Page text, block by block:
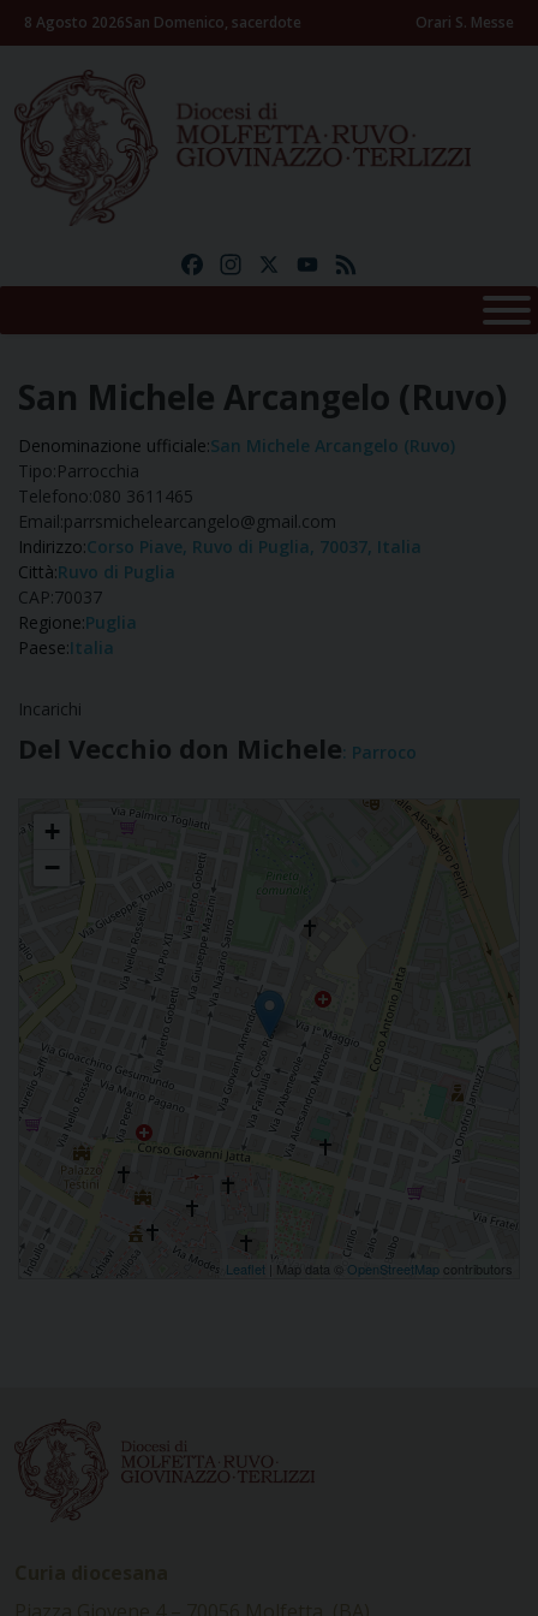
Skip8 Agosto 2026San Domenico, sacerdote Orari S. Messe
FacebookInstagramYouTube
San Michele Arcangelo (Ruvo)
Denominazione ufficiale:San Michele Arcangelo (Ruvo)
Tipo:Parrocchia
Telefono:080 3611465
Email:parrsmichelearcangelo@gmail.com
Indirizzo:Corso Piave, Ruvo di Puglia, 70037, Italia
Città:Ruvo di Puglia
CAP:70037
Regione:Puglia
Paese:Italia
Incarichi
Del Vecchio don Michele: Parroco
San Michele Arcangelo (Ruvo)
+
−
Leaflet | Map data © OpenStreetMap contributors